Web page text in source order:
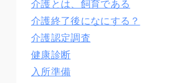
介護とは、飼育である
介護終了後になにする？
介護認定調査
健康診断
入所準備